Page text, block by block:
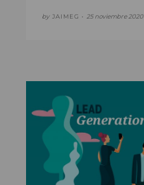
by JAIMEG • 25 noviembre 2020